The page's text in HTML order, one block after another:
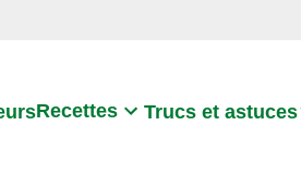
Recettes Trucs et astuces